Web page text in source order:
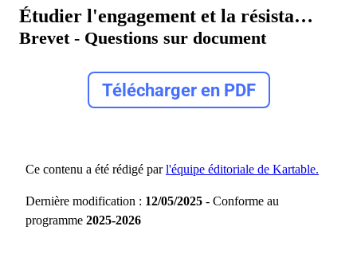
Étudier l'engagement et la résistance dans un extrait d'« Antigone » de Jean Anouilh
Brevet - Questions sur document
Télécharger en PDF
Ce contenu a été rédigé parl'équipe éditoriale de Kartable.
Dernière modification : 12/05/2025 - Conforme au
programme 2025-2026